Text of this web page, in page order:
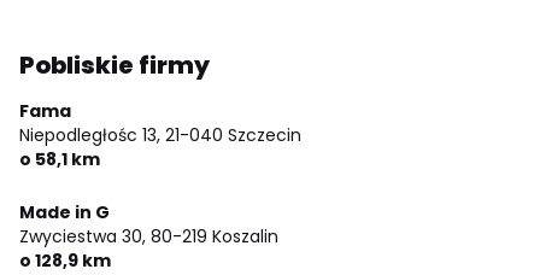
Pobliskie firmy
Fama
Niepodległośc 13, 21-040 Szczecin
o 58,1 km
Made in G
Zwyciestwa 30, 80-219 Koszalin
o 128,9 km